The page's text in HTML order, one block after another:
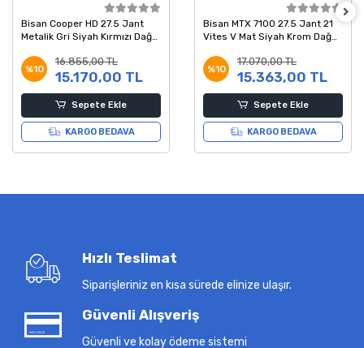
Bisan Cooper HD 27.5 Jant
Metalik Gri Siyah Kırmızı Dağ
%10
16.855,00 TL
15.170,00 TL
Sepete Ekle
KARGO BEDAVA
Bisan MTX 7100 27.5 Jant 21
Vites V Mat Siyah Krom Dağ
%10
17.070,00 TL
15.363,00 TL
Sepete Ekle
KARGO BEDAVA
Hızlı Teslimat
Siparişleriniz en kısa sürede elinize ulaşır.
Güvenli Alışveriş
Güvenli ve kolay ödeme sistemi